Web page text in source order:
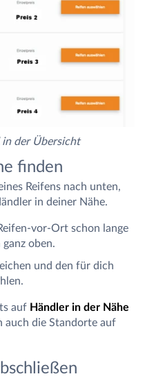
der Übersicht
finden
Reifens nach unten,
in deiner Nähe.
vor-Ort schon lange
oben.
und den für dich
auf Händler in der Nähe
auch die Standorte auf